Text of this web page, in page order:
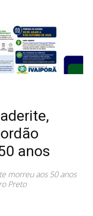
anos
morreu aos 50 anos
Preto